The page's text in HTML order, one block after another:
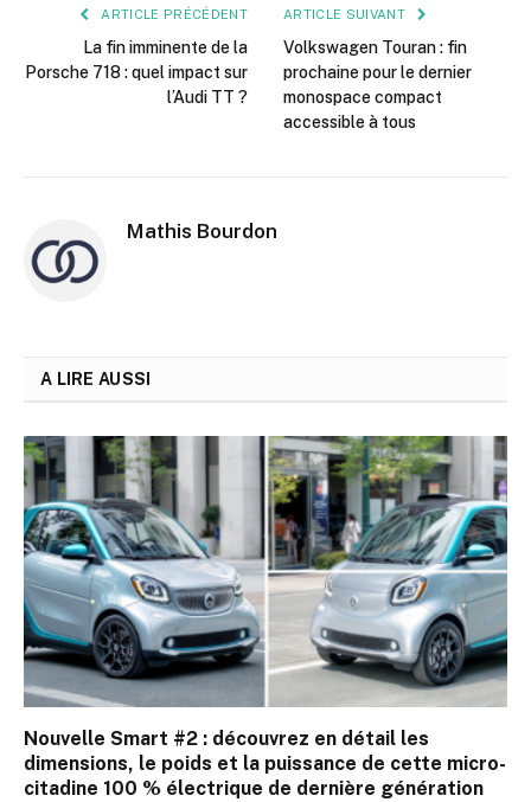
ARTICLE PRÉCÉDENT
La fin imminente de la
Porsche 718 : quel impact sur
l’Audi TT ?
ARTICLE SUIVANT
Volkswagen Touran : fin
prochaine pour le dernier
monospace compact
accessible à tous
Mathis Bourdon
A LIRE AUSSI
Nouvelle Smart #2 : découvrez en détail les
dimensions, le poids et la puissance de cette micro-
citadine 100 % électrique de dernière génération